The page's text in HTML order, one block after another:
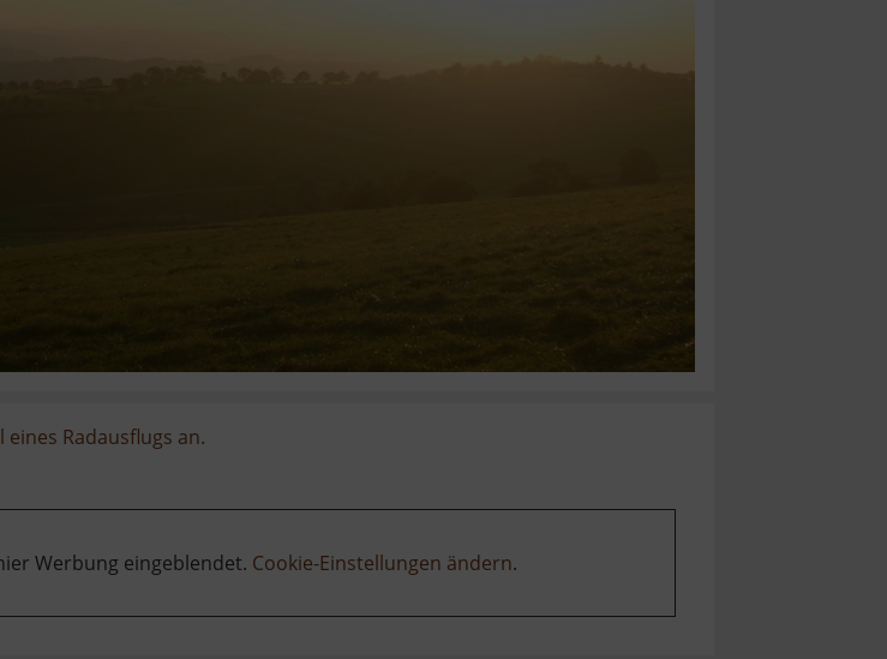
eines Radausflugs an.
Werbung eingeblendet. Cookie-Einstellungen ändern.